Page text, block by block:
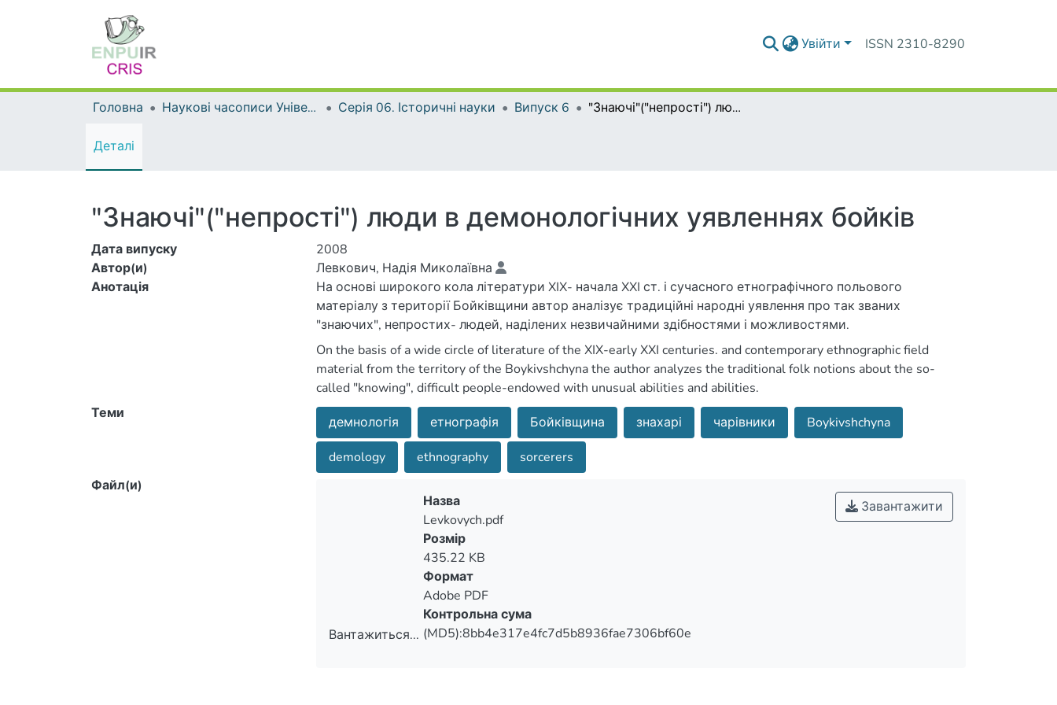
Увійти ISSN 2310-8290
Головна Наукові часописи Університету Серія 06. Історичні науки Випуск 6 "Знаючі"("непрості") люди в демонологічних уявленнях бойків
Деталі
"Знаючі"("непрості") люди в демонологічних уявленнях бойків
Дата випуску
2008
Автор(и)
Левкович, Надія Миколаївна
Анотація
На основі широкого кола літератури XIX- начала XXI ст. і сучасного етнографічного польового
матеріалу з території Бойківщини автор аналізує традиційні народні уявлення про так званих
"знаючих", непростих- людей, наділених незвичайними здібностями і можливостями.
On the basis of a wide circle of literature of the XIX-early XXI centuries. and contemporary ethnographic field
material from the territory of the Boykivshchyna the author analyzes the traditional folk notions about the so-
called "knowing", difficult people-endowed with unusual abilities and abilities.
Теми
демнологія етнографія Бойківщина знахарі чарівники
Boykivshchyna
demology
ethnography
sorcerers
Файл(и)
Вантажиться...
Завантажити
Назва
Levkovych.pdf
Розмір
435.22 KB
Формат
Adobe PDF
Контрольна сума
(MD5):8bb4e317e4fc7d5b8936fae7306bf60e